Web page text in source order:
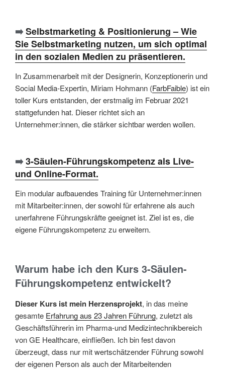
➡️Selbstmarketing & Positionierung –Wie
Sie Selbstmarketing nutzen, um sich optimal
in den sozialen Medien zu präsentieren.
In Zusammenarbeit mit der Designerin, Konzeptionerin und
Social Media-Expertin, Miriam Hohmann (FarbFaible) ist ein
toller Kurs entstanden, der erstmalig im Februar 2021
stattgefunden hat. Dieser richtet sich an
Unternehmer:innen, die stärker sichtbar werden wollen.
➡️3-Säulen-Führungskompetenz als Live-
und Online-Format.
Ein modular aufbauendes Training für Unternehmer:innen
mit Mitarbeiter:innen, der sowohl für erfahrene als auch
unerfahrene Führungskräfte geeignet ist. Ziel ist es, die
eigene Führungskompetenz zu erweitern.
Warum habe ich den Kurs 3-Säulen-
Führungskompetenz entwickelt?
Dieser Kurs ist mein Herzensprojekt, in das meine
gesamte Erfahrung aus 23 Jahren Führung, zuletzt als
Geschäftsführerin im Pharma-und Medizintechnikbereich
von GE Healthcare, einfließen. Ich bin fest davon
überzeugt, dass nur mit wertschätzender Führung sowohl
der eigenen Person als auch der Mitarbeitenden